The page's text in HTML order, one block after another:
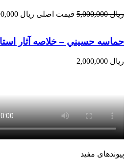
ریال5,000,000 قیمت اصلی ریال 5,000,000 بود.
حماسه حسيني – خلاصه آثار
ریال
پیوندهای مفید